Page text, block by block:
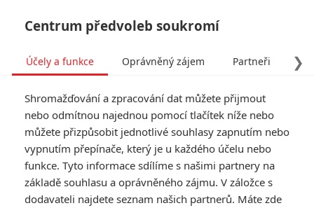
1.0/10
Centrum předvoleb soukromí
❯
Účely a funkce Oprávněný zájem Partneři
Shromažďování a zpracování dat můžete přijmout
nebo odmítnou najednou pomocí tlačítek níže nebo
můžete přizpůsobit jednotlivé souhlasy zapnutím nebo
vypnutím přepínače, který je u každého účelu nebo
funkce. Tyto informace sdílíme s našimi partnery na
základě souhlasu a oprávněného zájmu. V záložce s
dodavateli najdete seznam našich partnerů. Máte zde